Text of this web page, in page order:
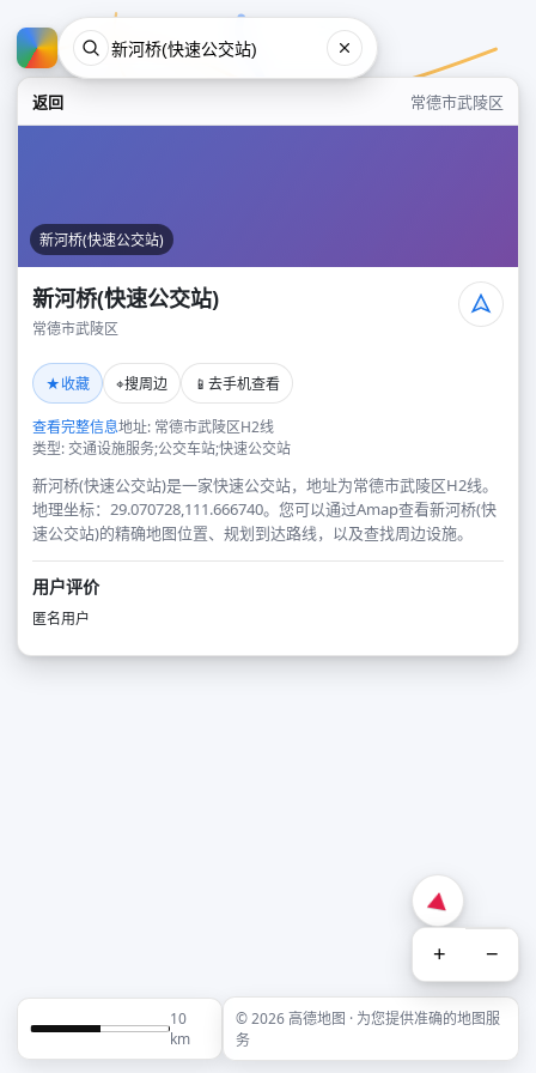
返回 常德市武陵区
新河桥(快速公交站)
新河桥(快速公交站)
常德市武陵区
★收藏 ⌖搜周边 📱 去手机查看
查看完整信息地址: 常德市武陵区H2线
类型: 交通设施服务;公交车站;快速公交站
新河桥(快速公交站)是一家快速公交站，地址为常德市武陵区H2线。
地理坐标：29.070728,111.666740。您可以通过Amap查看新河桥(快
速公交站)的精确地图位置、规划到达路线，以及查找周边设施。
用户评价
匿名用户
+ −
10
km
© 2026 高德地图 · 为您提供准确的地图服
务